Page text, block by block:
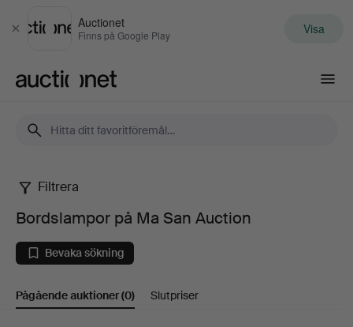
Stäng
Auctionet
Finns på Google Play Visa
Bordslampor
på
Ma
San
Filtrera
Bordslampor på Ma San Auction
Bevaka sökning
Pågående auktioner(0) Slutpriser